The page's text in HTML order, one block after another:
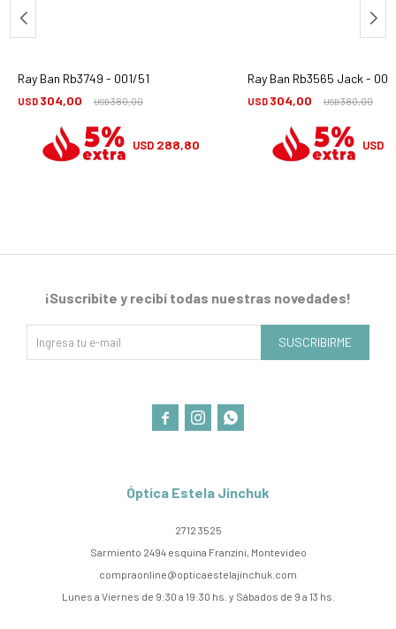
Ray Ban Rb3749 - 001/51
USD 304,00 USD380,00
USD 288,80
Ray Ban Rb3565 Jack -
USD 304,00 USD380,00
USD
Óptica Estela Jinchuk
2712 3525
Sarmiento 2494 esquina Franzini, Montevideo
compraonline@opticaestelajinchuk.com
Lunes a Viernes de 9:30 a 19:30 hs. y Sábados de 9 a 13 hs.
¡Suscribite y recibí todas nuestras novedades!
SUSCRIBIRME
  